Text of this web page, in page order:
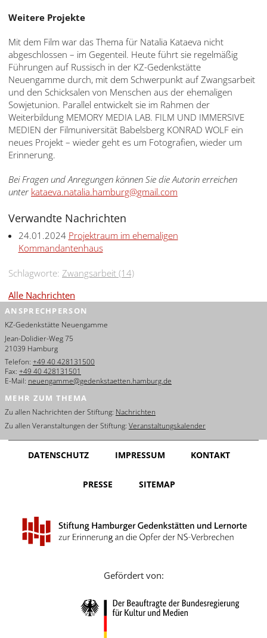
Weitere Projekte
Mit dem Film war das Thema für Natalia Kataeva nicht
abgeschlossen – im Gegenteil. Heute führt sie regelmäßig
Führungen auf Russisch in der KZ-Gedenkstätte
Neuengamme durch, mit dem Schwerpunkt auf Zwangsarbeit
und den Schicksalen von Menschen aus der ehemaligen
Sowjetunion. Parallel entwickelt sie im Rahmen der
Weiterbildung MEMORY MEDIA LAB. FILM UND IMMERSIVE
MEDIEN der Filmuniversität Babelsberg KONRAD WOLF ein
neues Projekt – wieder geht es um Fotografien, wieder um
Erinnerung.
Bei Fragen und Anregungen können Sie die Autorin erreichen
unter kataeva.natalia.hamburg@gmail.com
Verwandte Nachrichten
24.01.2024 Projektraum im ehemaligen
Kommandantenhaus
Schlagworte: Zwangsarbeit (14)
Alle Nachrichten
ANSPRECHPERSON
KZ-Gedenkstätte Neuengamme
Jean-Dolidier-Weg 75
21039 Hamburg
Telefon: +49 40 428131500
Fax: +49 40 428131501
E-Mail: neuengamme@gedenkstaetten.hamburg.de
MEHR ZUM THEMA
Zu allen Nachrichten der Stiftung: Nachrichten
Zu allen Veranstaltungen der Stiftung: Veranstaltungskalender
DATENSCHUTZ IMPRESSUM KONTAKT
PRESSE SITEMAP
Gefördert von: